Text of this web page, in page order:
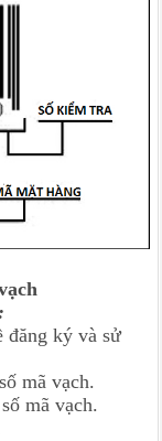
đăng ký và sử
mã vạch.
mã vạch.